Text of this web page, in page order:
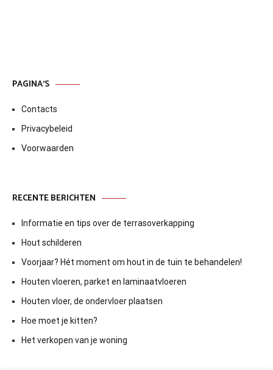
PAGINA’S
Contacts
Privacybeleid
Voorwaarden
RECENTE BERICHTEN
Informatie en tips over de terrasoverkapping
Hout schilderen
Voorjaar? Hét moment om hout in de tuin te behandelen!
Houten vloeren, parket en laminaatvloeren
Houten vloer, de ondervloer plaatsen
Hoe moet je kitten?
Het verkopen van je woning